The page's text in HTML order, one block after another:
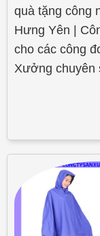
quà tặng công
Hưng Yên |
cho các công
Xưởng chuyên